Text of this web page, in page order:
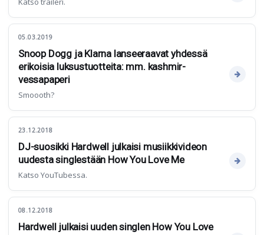
05.03.2019
Snoop Dogg ja Klarna lanseeraavat yhdessä
erikoisia luksustuotteita: mm. kashmir-
vessapaperi
Smoooth?
23.12.2018
DJ-suosikki Hardwell julkaisi musiikkivideon
uudesta singlestään How You Love Me
Katso YouTubessa.
08.12.2018
Hardwell julkaisi uuden singlen How You Love